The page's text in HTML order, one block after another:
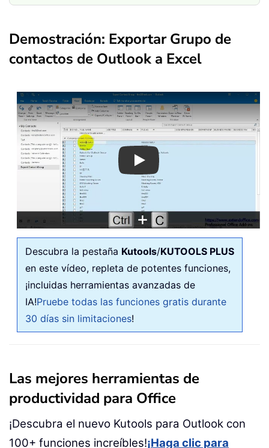
Demostración: Exportar Grupo de
contactos de Outlook a Excel
Play
Descubra la pestaña Kutools/KUTOOLS PLUS
en este vídeo, repleta de potentes funciones,
¡incluidas herramientas avanzadas de
IA!Pruebe todas las funciones gratis durante
30 días sin limitaciones!
Las mejores herramientas de
productividad para Office
¡Descubra el nuevo Kutools para Outlook con
100+ funciones increíbles!¡Haga clic para